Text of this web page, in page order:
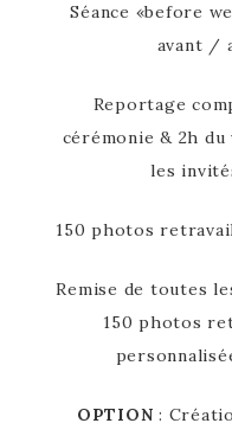
Séance «before
avant /
Reportage
cérémonie & 2h du
les
150 photos
Remise de toutes
150 photos
OPTION :